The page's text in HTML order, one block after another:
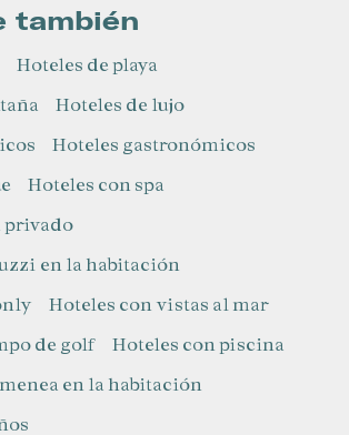
mi reserva
también
Hoteles de playa
Hoteles de lujo
Hoteles gastronómicos
Hoteles con spa
privado
en la habitación
Hoteles con vistas al mar
de golf
Hoteles con piscina
en la habitación